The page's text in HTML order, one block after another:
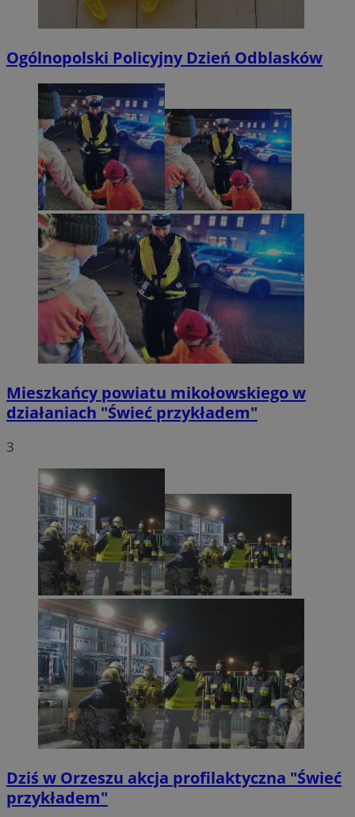
Ogólnopolski Policyjny Dzień Odblasków
Mieszkańcy powiatu mikołowskiego w
działaniach "Świeć przykładem"
3
Dziś w Orzeszu akcja profilaktyczna "Świeć
przykładem"